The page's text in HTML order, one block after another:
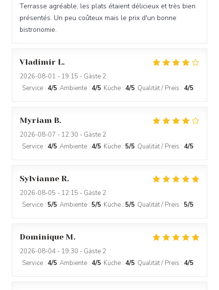
Terrasse agréable, les plats étaient délicieux et très bien
présentés. Un peu coûteux mais le prix d'un bonne
bistronomie.
Vladimir L
2026-08-01 - 19:15 - Gäste 2
Service : 4/5 Ambiente : 4/5 Küche : 4/5 Qualität / Preis : 4/5
Myriam B
2026-08-07 - 12:30 - Gäste 2
Service : 4/5 Ambiente : 4/5 Küche : 5/5 Qualität / Preis : 4/5
Sylvianne R
2026-08-05 - 12:15 - Gäste 2
Service : 5/5 Ambiente : 5/5 Küche : 5/5 Qualität / Preis : 5/5
Dominique M
2026-08-04 - 19:30 - Gäste 2
Service : 4/5 Ambiente : 4/5 Küche : 4/5 Qualität / Preis : 4/5